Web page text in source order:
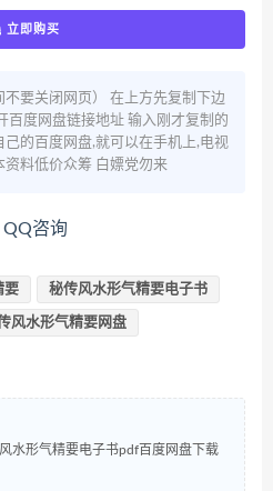
立即购买
要关闭网页） 在上方先复制下边
百度网盘链接地址 输入刚才复制的
的百度网盘,就可以在手机上,电视
资料低价众筹 白嫖党勿来
QQ咨询
要 秘传风水形气精要电子书
风水形气精要网盘
水形气精要电子书pdf百度网盘下载